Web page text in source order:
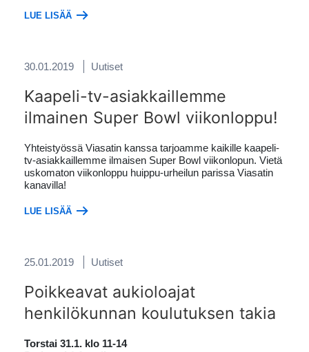
LUE LISÄÄ
30.01.2019 Uutiset
Kaapeli-tv-asiakkaillemme
ilmainen Super Bowl viikonloppu!
Yhteistyössä Viasatin kanssa tarjoamme kaikille kaapeli-
tv-asiakkaillemme ilmaisen Super Bowl viikonlopun. Vietä
uskomaton viikonloppu huippu-urheilun parissa Viasatin
kanavilla!
LUE LISÄÄ
25.01.2019 Uutiset
Poikkeavat aukioloajat
henkilökunnan koulutuksen takia
Torstai 31.1. klo 11-14